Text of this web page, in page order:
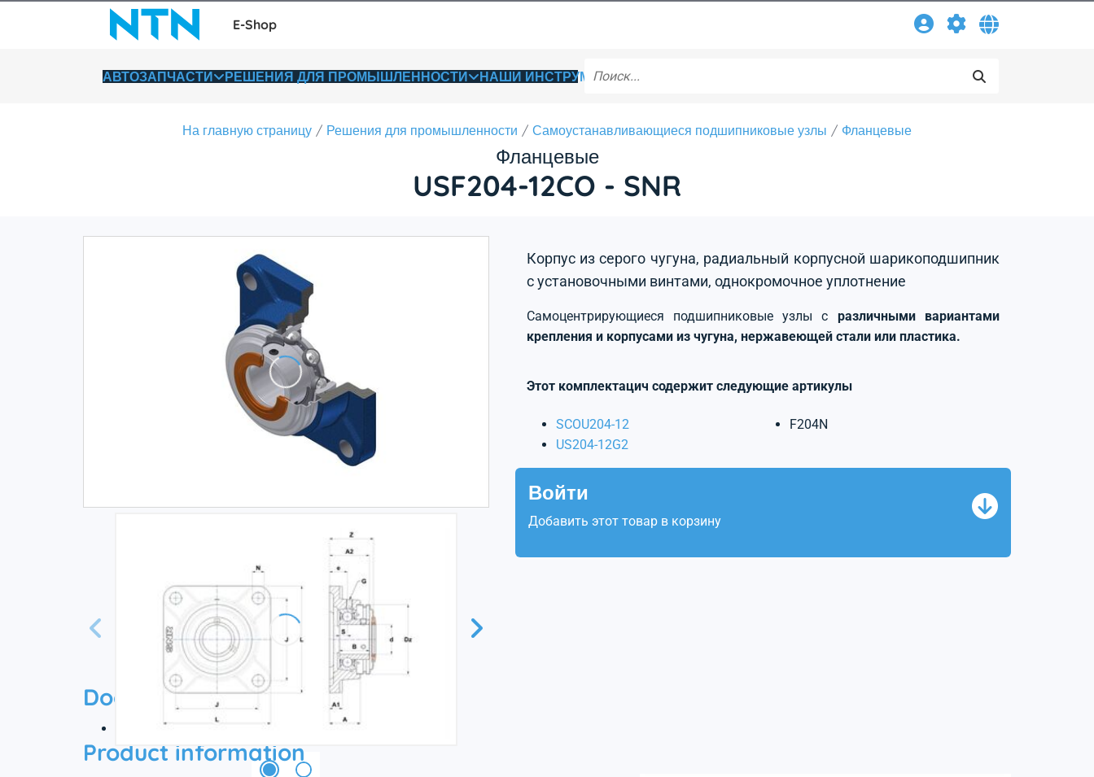
E-Shop
АВТОЗАПЧАСТИ РЕШЕНИЯ ДЛЯ ПРОМЫШЛЕННОСТИ НАШИ ИНСТРУМЕНТЫ
На главную страницу Решения для промышленности Самоустанавливающиеся подшипниковые узлы Фланцевые
Фланцевые
USF204-12CO - SNR
Корпус из серого чугуна, радиальный корпусной шарикоподшипник
с установочными винтами, однокромочное уплотнение
Самоцентрирующиеся подшипниковые узлы с различными вариантами
крепления и корпусами из чугуна, нержавеющей стали или пластика.
Этот комплектацич содержит следующие артикулы
SCOU204-12
US204-12G2
F204N
Войти
Добавить этот товар в корзину
Documentation
Технический паспорт
Product information